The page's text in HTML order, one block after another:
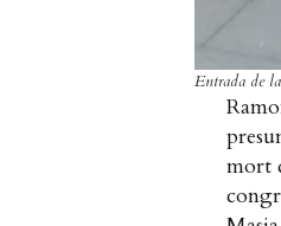
Entrada de
mort